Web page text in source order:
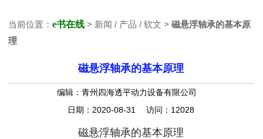
当前位置：e书在线 > 新闻 / 产品 / 软文 >磁悬浮轴承的基本原
理
磁悬浮轴承的基本原理
编辑：青州四海透平动力设备有限公司
日期：2020-08-31 访问：12028
磁悬浮轴承的基本原理